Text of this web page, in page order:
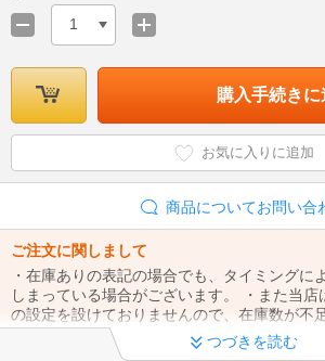
1
購入手続きに
お気に入りに追加
商品についてお問い合
ご注文に関しまして
・在庫ありの表記の場合でも、タイミングに
しまっている場合がございます。 ・また当
の設定を設けておりませんので、在庫数が不
す。
つづきを読む